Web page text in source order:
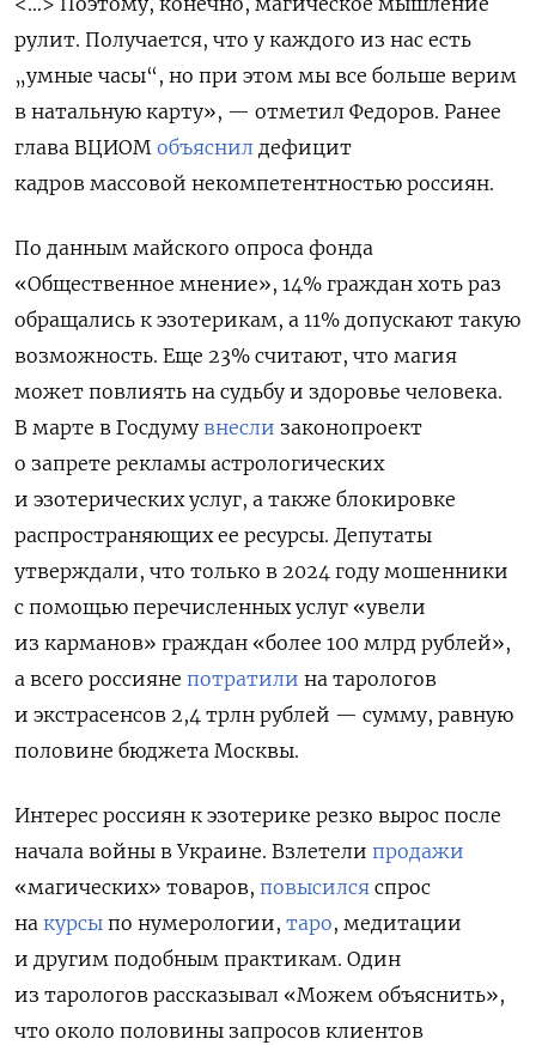
рулит. Получается, что у каждого из нас есть
„умные часы“, но при этом мы все больше верим
в натальную карту», — отметил Федоров. Ранее
глава ВЦИОМ объяснил дефицит
кадров массовой некомпетентностью россиян.
По данным майского опроса фонда
«Общественное мнение», 14% граждан хоть раз
обращались к эзотерикам, а 11% допускают такую
возможность. Еще 23% считают, что магия
может повлиять на судьбу и здоровье человека.
В марте в Госдуму внесли законопроект
о запрете рекламы астрологических
и эзотерических услуг, а также блокировке
распространяющих ее ресурсы. Депутаты
утверждали, что только в 2024 году мошенники
с помощью перечисленных услуг «увели
из карманов» граждан «более 100 млрд рублей»,
а всего россияне потратили на тарологов
и экстрасенсов 2,4 трлн рублей — сумму, равную
половине бюджета Москвы.
Интерес россиян к эзотерике резко вырос после
начала войны в Украине. Взлетели продажи
«магических» товаров, повысился спрос
на курсы по нумерологии, таро, медитации
и другим подобным практикам. Один
из тарологов рассказывал «Можем объяснить»,
что около половины запросов клиентов